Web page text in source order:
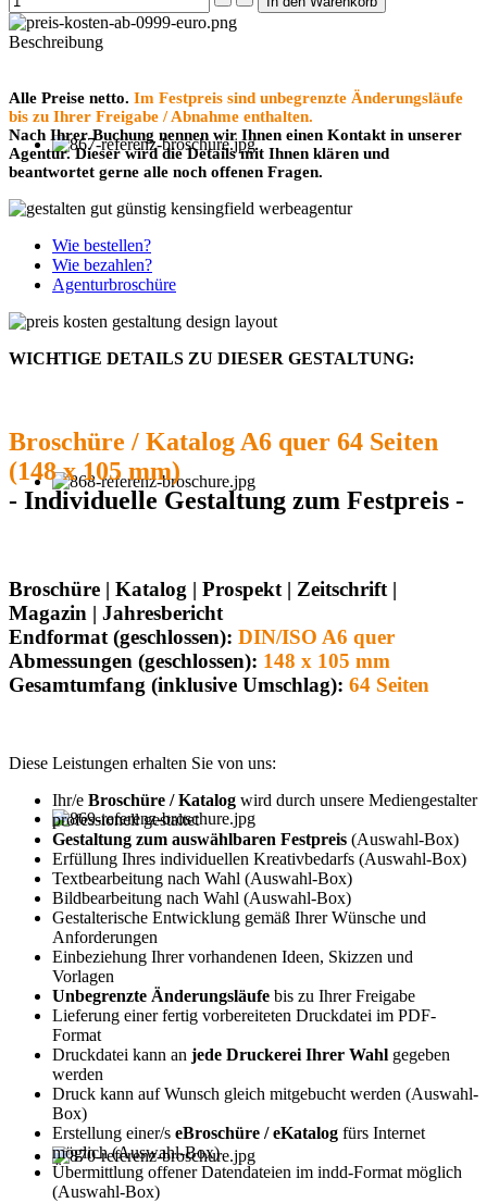
Beschreibung
Alle Preise netto. Im Festpreis sind unbegrenzte Änderungsläufe
bis zu Ihrer Freigabe / Abnahme enthalten.
Nach Ihrer Buchung nennen wir Ihnen einen Kontakt in unserer
Agentur. Dieser wird die Details mit Ihnen klären und
beantwortet gerne alle noch offenen Fragen.
Wie bestellen?
Wie bezahlen?
Agenturbroschüre
WICHTIGE DETAILS ZU DIESER GESTALTUNG:
Broschüre / Katalog A6 quer 64 Seiten
(148 x 105 mm)
- Individuelle Gestaltung zum Festpreis -
Broschüre | Katalog | Prospekt | Zeitschrift |
Magazin | Jahresbericht
Endformat (geschlossen): DIN/ISO A6 quer
Abmessungen (geschlossen): 148 x 105 mm
Gesamtumfang (inklusive Umschlag): 64 Seiten
Diese Leistungen erhalten Sie von uns:
Ihr/e Broschüre / Katalog wird durch unsere Mediengestalter
professionell gestaltet
Gestaltung zum auswählbaren Festpreis (Auswahl-Box)
Erfüllung Ihres individuellen Kreativbedarfs (Auswahl-Box)
Textbearbeitung nach Wahl (Auswahl-Box)
Bildbearbeitung nach Wahl (Auswahl-Box)
Gestalterische Entwicklung gemäß Ihrer Wünsche und
Anforderungen
Einbeziehung Ihrer vorhandenen Ideen, Skizzen und
Vorlagen
Unbegrenzte Änderungsläufe bis zu Ihrer Freigabe
Lieferung einer fertig vorbereiteten Druckdatei im PDF-
Format
Druckdatei kann an jede Druckerei Ihrer Wahl gegeben
werden
Druck kann auf Wunsch gleich mitgebucht werden (Auswahl-
Box)
Erstellung einer/s eBroschüre / eKatalog fürs Internet
möglich (Auswahl-Box)
Übermittlung offener Datendateien im indd-Format möglich
(Auswahl-Box)